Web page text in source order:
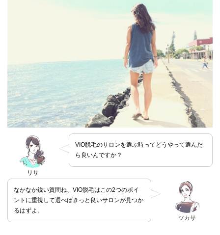
リサ
VIO脱毛のサロンを選ぶ時ってどうやって選んだ
ら良いんですか？
ツカサ
なかなか鋭い質問ね、VIO脱毛はこの2つのポイ
ントに重視して選べばきっと良いサロンが見つか
るはずよ。